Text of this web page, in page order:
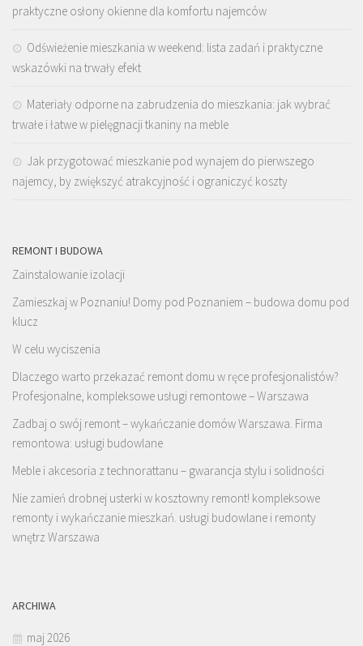
praktyczne osłony okienne dla komfortu najemców
Odświeżenie mieszkania w weekend: lista zadań i praktyczne
wskazówki na trwały efekt
Materiały odporne na zabrudzenia do mieszkania: jak wybrać
trwałe i łatwe w pielęgnacji tkaniny na meble
Jak przygotować mieszkanie pod wynajem do pierwszego
najemcy, by zwiększyć atrakcyjność i ograniczyć koszty
REMONT I BUDOWA
Zainstalowanie izolacji
Zamieszkaj w Poznaniu! Domy pod Poznaniem – budowa domu pod
klucz
W celu wyciszenia
Dlaczego warto przekazać remont domu w ręce profesjonalistów?
Profesjonalne, kompleksowe usługi remontowe – Warszawa
Zadbaj o swój remont – wykańczanie domów Warszawa. Firma
remontowa: usługi budowlane
Meble i akcesoria z technorattanu – gwarancja stylu i solidności
Nie zamień drobnej usterki w kosztowny remont! kompleksowe
remonty i wykańczanie mieszkań. usługi budowlane i remonty
wnętrz Warszawa
ARCHIWA
maj 2026